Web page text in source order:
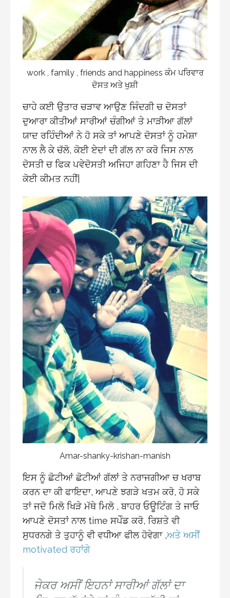
work , family , friends and happiness ਕੰਮ ਪਰਿਵਾਰ
ਦੋਸਤ ਅਤੇ ਖੁਸ਼ੀ
ਚਾਹੇ ਕਈ ਉਤਾਰ ਚੜਾਵ ਆਉਣ ਜਿੰਦਗੀ ਚ ਦੋਸਤਾਂ
ਦੁਆਰਾ ਕੀਤੀਆਂ ਸਾਰੀਆਂ ਚੰਗੀਆਂ ਤੇ ਮਾੜੀਆ ਗੱਲਾਂ
ਯਾਦ ਰਹਿੰਦੀਆਂ ਨੇ ਹੋ ਸਕੇ ਤਾਂ ਆਪਣੇ ਦੋਸਤਾਂ ਨੂੰ ਹਮੇਸ਼ਾ
ਨਾਲ ਲੈ ਕੇ ਚੱਲੋ, ਕੋਈ ਏਦਾਂ ਦੀ ਗੱਲ ਨਾ ਕਰੋ ਜਿਸ ਨਾਲ
ਦੋਸਤੀ ਚ ਫਿਕ ਪਵੇਦੋਸਤੀ ਅਜਿਹਾ ਗਹਿਣਾ ਹੈ ਜਿਸ ਦੀ
ਕੋਈ ਕੀਮਤ ਨਹੀਂ|
Amar-shanky-krishan-manish
ਇਸ ਨੂੰ ਛੋਟੀਆਂ ਛੋਟੀਆਂ ਗੱਲਾਂ ਤੇ ਨਰਾਜਗੀਆ ਚ ਖਰਾਬ
ਕਰਨ ਦਾ ਕੀ ਫਾਇਦਾ, ਆਪਣੇ ਝਗੜੇ ਖਤਮ ਕਰੋ, ਹੋ ਸਕੇ
ਤਾਂ ਜਦੋ ਮਿਲੋ ਖਿੜੇ ਮੱਥੇ ਮਿਲੋ , ਬਾਹਰ ਓਊਟਿੰਗ ਤੇ ਜਾਓ
ਆਪਣੇ ਦੋਸਤਾਂ ਨਾਲ time ਸਪੇੰਡ ਕਰੋ, ਰਿਸ਼ਤੇ ਵੀ
ਸੁਧਰਨਗੇ ਤੇ ਤੁਹਾਨੂੰ ਵੀ ਵਧੀਆ ਫੀਲ ਹੋਵੇਗਾ ,ਅਤੇ ਅਸੀਂ
motivated ਰਹਾਂਗੇ
ਜੇਕਰ ਅਸੀਂ ਇਹਨਾਂ ਸਾਰੀਆਂ ਗੱਲਾਂ ਦਾ